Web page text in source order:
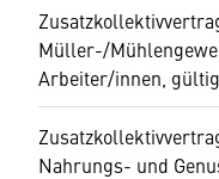
Müller-/
Arbeiter/innen, gültig
Nahrungs- und